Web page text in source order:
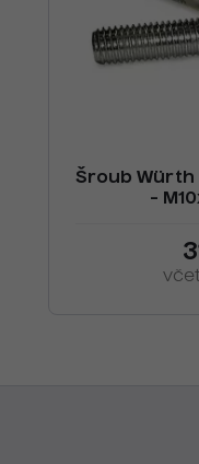
Šroub Würth
-